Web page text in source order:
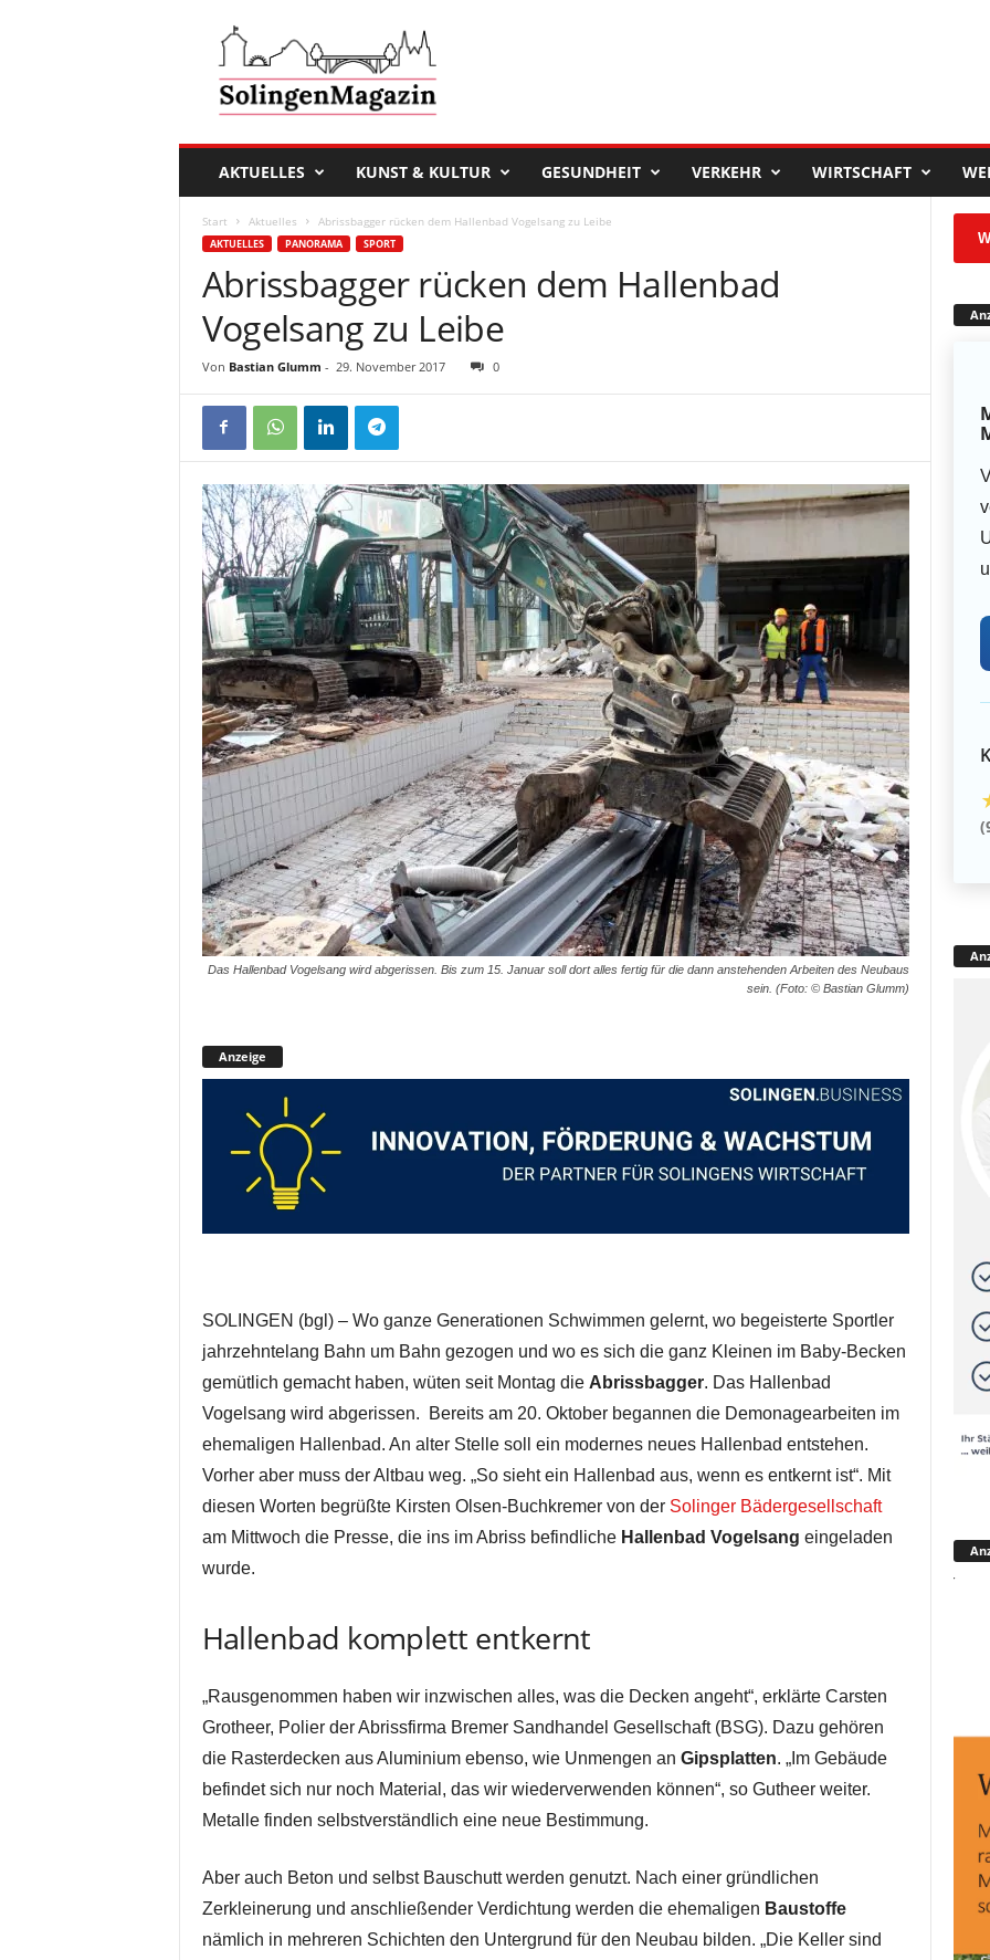
i
AKTUELLES KUNST & KULTUR GESUNDHEIT VERKEHR WIRTSCHAFT
Start Aktuelles Abrissbagger rücken dem Hallenbad Vogelsang zu Leibe
AKTUELLES PANORAMA SPORT
Abrissbagger rücken dem Hallenbad
Vogelsang zu Leibe
Von Bastian Glumm - 29. November 2017 0
Das Hallenbad Vogelsang wird abgerissen. Bis zum 15. Januar soll dort alles fertig für die dann anstehenden Arbeiten des Neubaus
sein. (Foto: © Bastian Glumm)
Anzeige
SOLINGEN (bgl) – Wo ganze Generationen Schwimmen gelernt, wo begeisterte Sportler
jahrzehntelang Bahn um Bahn gezogen und wo es sich die ganz Kleinen im Baby-Becken
gemütlich gemacht haben, wüten seit Montag die Abrissbagger. Das Hallenbad
Vogelsang wird abgerissen. Bereits am 20. Oktober begannen die Demonagearbeiten im
ehemaligen Hallenbad. An alter Stelle soll ein modernes neues Hallenbad entstehen.
Vorher aber muss der Altbau weg. „So sieht ein Hallenbad aus, wenn es entkernt ist“. Mit
diesen Worten begrüßte Kirsten Olsen-Buchkremer von der Solinger Bädergesellschaft
am Mittwoch die Presse, die ins im Abriss befindliche Hallenbad Vogelsang eingeladen
wurde.
Hallenbad komplett entkernt
„Rausgenommen haben wir inzwischen alles, was die Decken angeht“, erklärte Carsten
Grotheer, Polier der Abrissfirma Bremer Sandhandel Gesellschaft (BSG). Dazu gehören
die Rasterdecken aus Aluminium ebenso, wie Unmengen an Gipsplatten. „Im Gebäude
befindet sich nur noch Material, das wir wiederverwenden können“, so Gutheer weiter.
Metalle finden selbstverständlich eine neue Bestimmung.
Aber auch Beton und selbst Bauschutt werden genutzt. Nach einer gründlichen
Zerkleinerung und anschließender Verdichtung werden die ehemaligen Baustoffe
nämlich in mehreren Schichten den Untergrund für den Neubau bilden. „Die Keller sind